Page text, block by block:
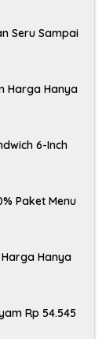
Seru Sampai
Harga Hanya
6-Inch
Paket Menu
Hanya
Rp 54.545